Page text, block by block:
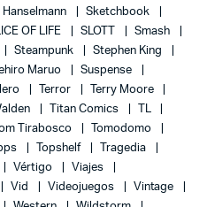
Hanselmann
Sketchbook
OF LIFE SLOTT
Smash
Steampunk
Stephen King
Maruo
Suspense
Terror
Terry Moore
Titan Comics
TL
Tirabosco
Tomodomo
Topshelf
Tragedia
Vértigo
Viajes
Vid Videojuegos
Vintage